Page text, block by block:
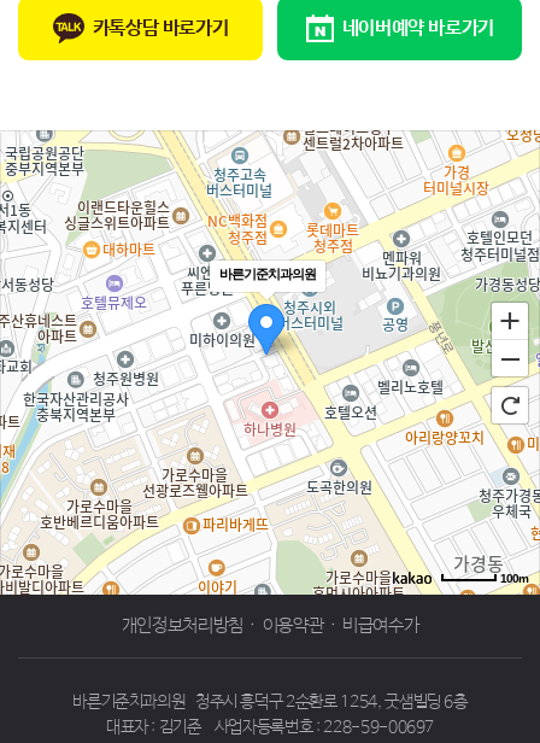
카톡상담 바로가기 네이버예약 바로가기
바른기준치과의원
100m
로드뷰 길찾기
개인정보처리방침 · 이용약관 · 비급여수가
바른기준치과의원
청주시 흥덕구 2순환로 1254, 굿샘빌딩 6층
대표자 : 김기준
사업자등록번호 : 228-59-00697